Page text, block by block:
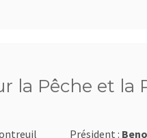
la Pêche et la
Président :